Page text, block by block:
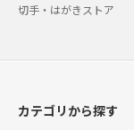
切手・はがきストア
カテゴリから探す